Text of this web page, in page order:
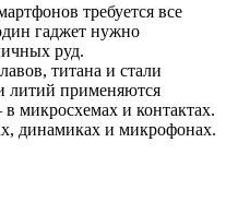
требуется все
гаджет нужно
руд.
титана и стали
литий применяются
микросхемах и контактах.
динамиках и микрофонах.